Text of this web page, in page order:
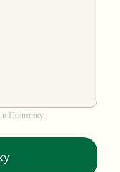
и Политику